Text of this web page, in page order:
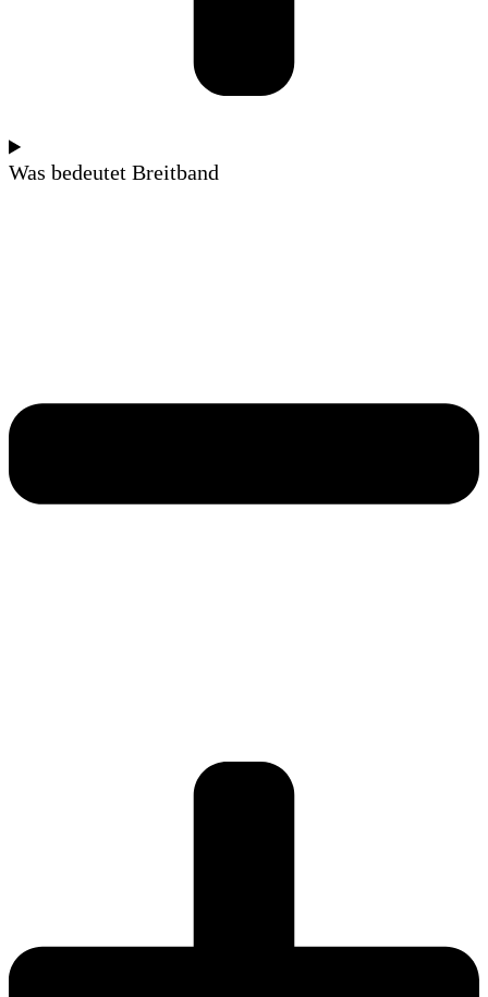
Was bedeutet Breitband